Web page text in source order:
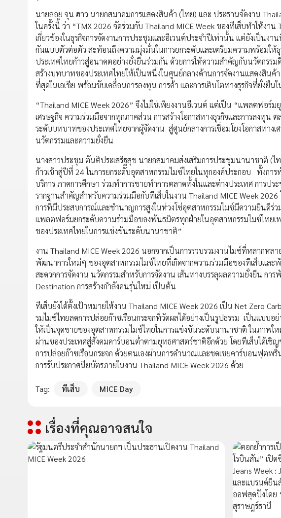
นายลอย จุน ฮาว นายกสมาคมการแสดงสินค้า (ไทย) และ ประธานจัดงาน
ในครั้งนี้ ว่า “TMX 2026 จัดร่วมกับ Thailand MICE Week ของทีเส็บทำให้งา
เกี่ยวข้องในธุรกิจการจัดงานการประชุมและอีเวนต์ประจำปีเท่านั้น แต่ยังเป็นง
กันแบบตัวต่อตัว สะท้อนถึงความมุ่งมั่นในการยกระดับและเตรียมความพร้อมให้
ประเทศไทยก้าวสู่อนาคตอย่างยั่งยืนร่วมกัน ด้วยการให้ความสำคัญกับนวัตกรร
สร้างบทบาทของประเทศไทยให้เป็นหนึ่งในศูนย์กลางด้านการจัดงานแสดงสิน
ที่สุดในเอเชีย พร้อมขับเคลื่อนการลงทุน การค้า และการเติบโตทางธุรกิจที่ยั่งยืน
“Thailand MICE Week 2026” จึงไม่ใช่เพียงงานอีเวนต์ แต่เป็น “แพลตฟอร์
เศรษฐกิจ ความร่วมมือจากทุกภาคส่วน การสร้างโอกาสทางธุรกิจและการลงทุ
ระดับบทบาทของประเทศไทยจากผู้จัดงาน สู่ศูนย์กลางการเชื่อมโยงโอกาสทาง
นวัตกรรมและความยั่งยืน
นางสาวประชุม ตันติประเสริฐสุข นายกสมาคมส่งเสริมการประชุมนานาชาติ (ไ
ก้าวเข้าสู่ปีที่ 24 ในการยกระดับอุตสาหกรรมไมซ์ไทยในทุกองค์ประกอบ ทั้งก
บริการ ภาคการศึกษา ร่วมทำการขายทำการตลาดทั้งในและต่างประเทศ การ
รากฐานสำคัญสำหรับความร่วมมือกับทีเส็บในงาน Thailand MICE Week
การที่มีประสบการณ์และชำนาญการสูงในห่วงโซ่อุตสาหกรรมไมซ์มีความยินดี
แพลตฟอร์มยกระดับความร่วมมือของพันธมิตรทุกฝ่ายในอุตสาหกรรมไมซ์ไทยเ
ของประเทศไทยในการแข่งขันระดับนานาชาติ”
งาน Thailand MICE Week 2026 นอกจากเป็นการรวบรวมงานไมซ์ที่หลากห
พัฒนาการใหม่ๆ ของอุตสาหกรรมไมซ์ไทยที่เกิดจากความร่วมมือของทีเส็บแล
สะดวกการจัดงาน นวัตกรรมสำหรับการจัดงาน เส้นทางบรรลุผลความยั่งยืน ก
Destination การสร้างกำลังคนรุ่นใหม่ เป็นต้น
ทีเส็บยังได้ตั้งเป้าหมายให้งาน Thailand MICE Week 2026 เป็น Net Zero
รมไมซ์ไทยลดการปล่อยก๊าซเรือนกระจกที่วัดผลได้อย่างเป็นรูปธรรม เป็นแบบ
ให้เป็นจุดขายของอุตสาหกรรมไมซ์ไทยในการแข่งขันระดับนานาชาติ ในภาพ
ผ่านของประเทศสู่สังคมคาร์บอนต่ำตามยุทธศาสตร์ชาติอีกด้วย โดยทีเส็บได้เชิ
การปล่อยก๊าซเรือนกระจก ด้วยตนเองผ่านการคำนวณและชดเชยคาร์บอนฟุตพ
การรับประกาศนียบัตรภายในงาน Thailand MICE Week 2026 ด้วย
Tag: ทีเส็บ MICE Day
เรื่องที่คุณอาจสนใจ